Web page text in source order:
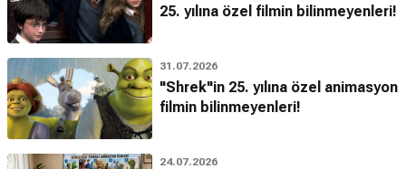
25. yılına özel filmin bilinmeyenleri!
31.07.2026
"Shrek"in 25. yılına özel animasyon
filmin bilinmeyenleri!
24.07.2026